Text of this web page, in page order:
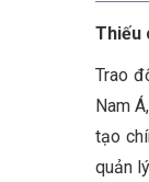
Thiếu
Trao
Nam
tạo
quản